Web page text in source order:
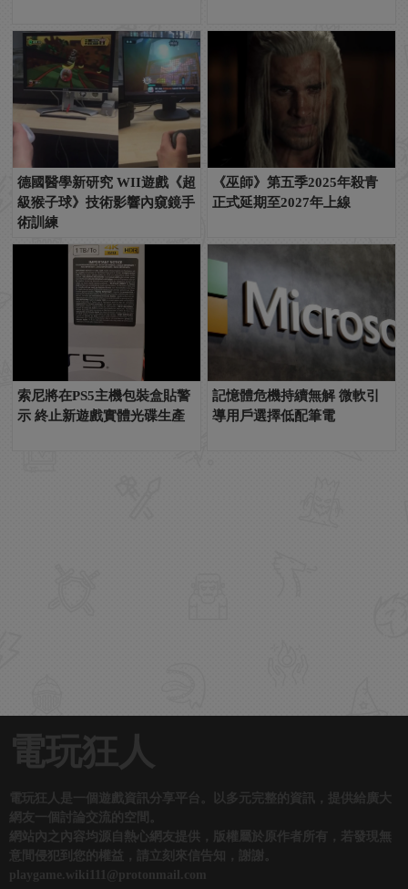
德國醫學新研究 WII遊戲《超
級猴子球》技術影響內窺鏡手
術訓練
《巫師》第五季2025年殺青
正式延期至2027年上線
索尼將在PS5主機包裝盒貼警
示 終止新遊戲實體光碟生產
記憶體危機持續無解 微軟引
導用戶選擇低配筆電
電玩狂人
電玩狂人是一個遊戲資訊分享平台。以多元完整的資訊，提供給廣大
網友一個討論交流的空間。
網站內之內容均源自熱心網友提供，版權屬於原作者所有，若發現無
意間侵犯到您的權益，請立刻來信告知，謝謝。
playgame.wiki111@protonmail.com